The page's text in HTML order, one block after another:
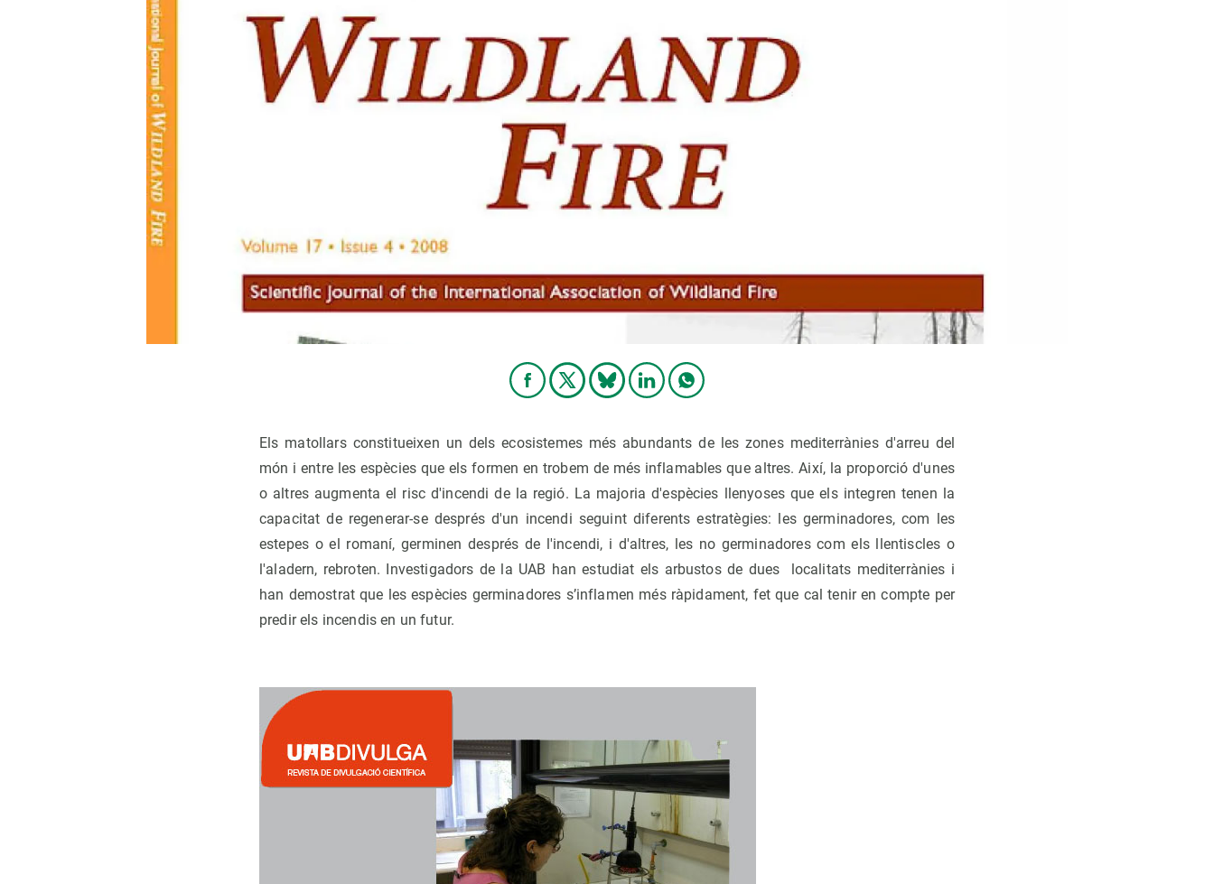
Els matollars constitueixen un dels ecosistemes més abundants de les zones mediterrànies d'arreu del
món i entre les espècies que els formen en trobem de més inflamables que altres. Així, la proporció d'unes
o altres augmenta el risc d'incendi de la regió. La majoria d'espècies llenyoses que els integren tenen la
capacitat de regenerar-se després d'un incendi seguint diferents estratègies: les germinadores, com les
estepes o el romaní, germinen després de l'incendi, i d'altres, les no germinadores com els llentiscles o
l'aladern, rebroten. Investigadors de la UAB han estudiat els arbustos de dues localitats mediterrànies i
han demostrat que les espècies germinadores s’inflamen més ràpidament, fet que cal tenir en compte per
predir els incendis en un futur.
Marca i logotips
Infraestructures
Equitat, Diversitat i Inclusió (EDI)
Oficina de premsa
Ciència oberta i gestió del coneixement
Temes transversals
Publicacions
Synthesis Actions
Segell de bones pràctiques HRS4R
Un lloc on créixer
Seminaris i activitats internes
T’oferim formació